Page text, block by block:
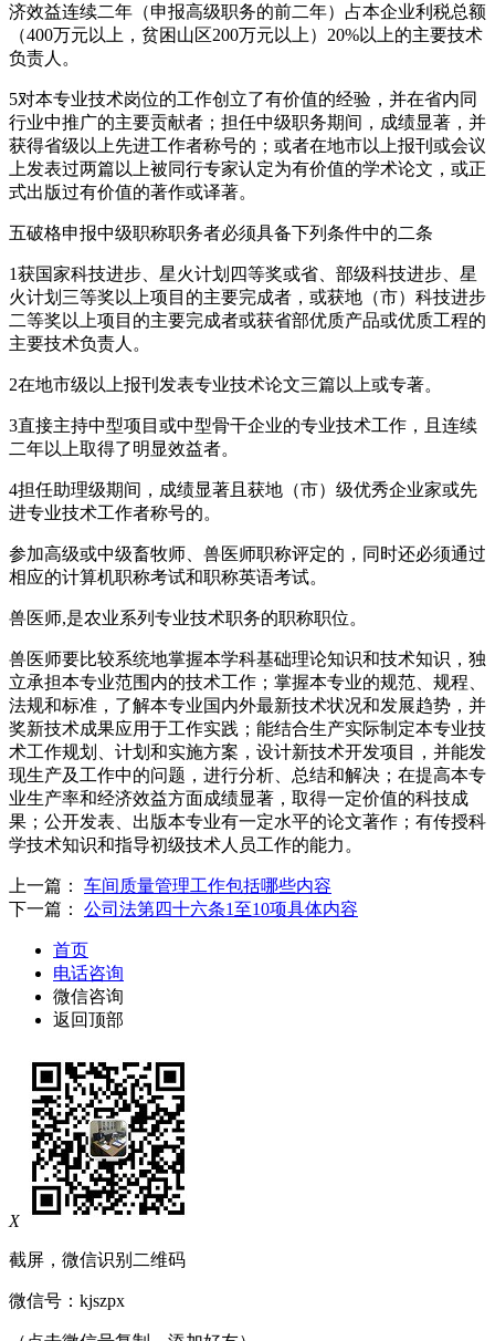
济效益连续二年（申报高级职务的前二年）占本企业利税总额
（400万元以上，贫困山区200万元以上）20%以上的主要技术
负责人。
5对本专业技术岗位的工作创立了有价值的经验，并在省内同
行业中推广的主要贡献者；担任中级职务期间，成绩显著，并
获得省级以上先进工作者称号的；或者在地市以上报刊或会议
上发表过两篇以上被同行专家认定为有价值的学术论文，或正
式出版过有价值的著作或译著。
五破格申报中级职称职务者必须具备下列条件中的二条
1获国家科技进步、星火计划四等奖或省、部级科技进步、星
火计划三等奖以上项目的主要完成者，或获地（市）科技进步
二等奖以上项目的主要完成者或获省部优质产品或优质工程的
主要技术负责人。
2在地市级以上报刊发表专业技术论文三篇以上或专著。
3直接主持中型项目或中型骨干企业的专业技术工作，且连续
二年以上取得了明显效益者。
4担任助理级期间，成绩显著且获地（市）级优秀企业家或先
进专业技术工作者称号的。
参加高级或中级畜牧师、兽医师职称评定的，同时还必须通过
相应的计算机职称考试和职称英语考试。
兽医师,是农业系列专业技术职务的职称职位。
兽医师要比较系统地掌握本学科基础理论知识和技术知识，独
立承担本专业范围内的技术工作；掌握本专业的规范、规程、
法规和标准，了解本专业国内外最新技术状况和发展趋势，并
奖新技术成果应用于工作实践；能结合生产实际制定本专业技
术工作规划、计划和实施方案，设计新技术开发项目，并能发
现生产及工作中的问题，进行分析、总结和解决；在提高本专
业生产率和经济效益方面成绩显著，取得一定价值的科技成
果；公开发表、出版本专业有一定水平的论文著作；有传授科
学技术知识和指导初级技术人员工作的能力。
上一篇： 车间质量管理工作包括哪些内容
下一篇： 公司法第四十六条1至10项具体内容
首页
电话咨询
微信咨询
返回顶部
X
截屏，微信识别二维码
微信号： kjszpx